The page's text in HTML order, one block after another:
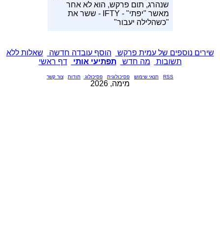
שנהרג, תום פרקש, הוא לא אחר
מאשר "יפתי" - IFTY - ששר את
"כשהלילה יעבור"
שירים נוספים של עמית פרקש הוסף עובדה חדשה
שאלות ללא
תשובות
מה חדש תפתיעי אותי דף ראשי
RSS תנאי שימוש פסיכולוגית פסיכולוג תודות צור קשר
מימה, 2026